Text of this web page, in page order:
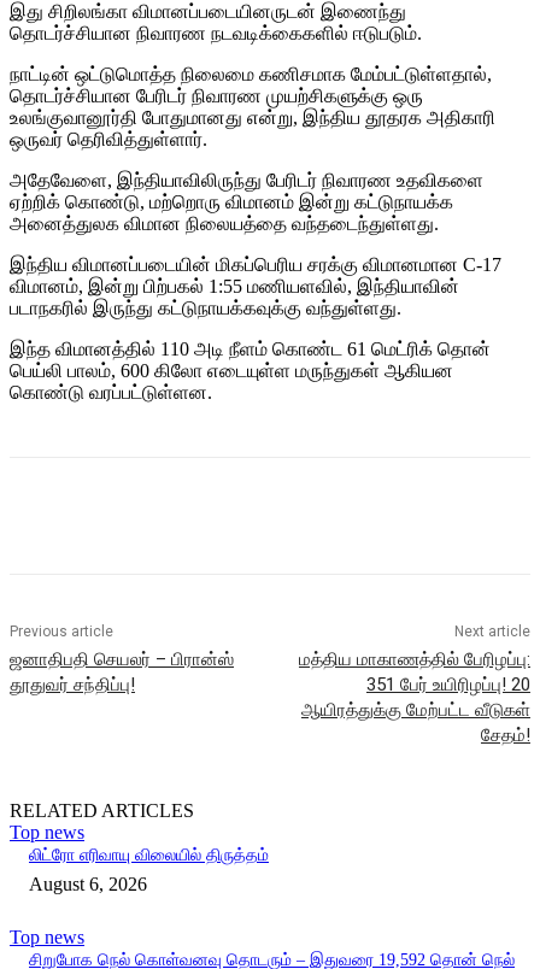
இது சிறிலங்கா விமானப்படையினருடன் இணைந்து
தொடர்ச்சியான நிவாரண நடவடிக்கைகளில் ஈடுபடும்.
நாட்டின் ஒட்டுமொத்த நிலைமை கணிசமாக மேம்பட்டுள்ளதால்,
தொடர்ச்சியான பேரிடர் நிவாரண முயற்சிகளுக்கு ஒரு
உலங்குவானூர்தி போதுமானது என்று, இந்திய தூதரக அதிகாரி
ஒருவர் தெரிவித்துள்ளார்.
அதேவேளை, இந்தியாவிலிருந்து பேரிடர் நிவாரண உதவிகளை
ஏற்றிக் கொண்டு, மற்றொரு விமானம் இன்று கட்டுநாயக்க
அனைத்துலக விமான நிலையத்தை வந்தடைந்துள்ளது.
இந்திய விமானப்படையின் மிகப்பெரிய சரக்கு விமானமான C-17
விமானம், இன்று பிற்பகல் 1:55 மணியளவில், இந்தியாவின்
படாநகரில் இருந்து கட்டுநாயக்கவுக்கு வந்துள்ளது.
இந்த விமானத்தில் 110 அடி நீளம் கொண்ட 61 மெட்ரிக் தொன்
பெய்லி பாலம், 600 கிலோ எடையுள்ள மருந்துகள் ஆகியன
கொண்டு வரப்பட்டுள்ளன.
Previous article
ஜனாதிபதி செயலர் – பிரான்ஸ்
தூதுவர் சந்திப்பு!
Next article
மத்திய மாகாணத்தில் பேரிழப்பு:
351 பேர் உயிரிழப்பு! 20
ஆயிரத்துக்கு மேற்பட்ட வீடுகள்
சேதம்!
RELATED ARTICLES
Top news
லிட்ரோ எரிவாயு விலையில் திருத்தம்
August 6, 2026
Top news
சிறுபோக நெல் கொள்வனவு தொடரும் – இதுவரை 19,592 தொன் நெல்